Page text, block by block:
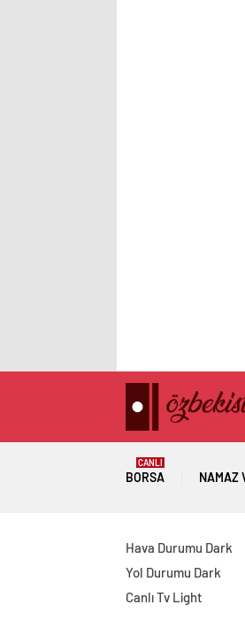
BORSA
CANLI
NAMAZ
Hava Durumu Dark
Yol Durumu Dark
Canlı Tv Light